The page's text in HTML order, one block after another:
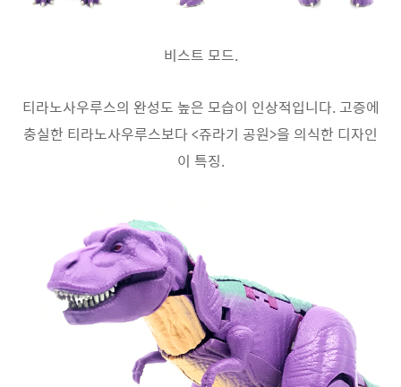
비스트 모드.
티라노사우루스의 완성도 높은 모습이 인상적입니다. 고증에
충실한 티라노사우루스보다 <쥬라기 공원>을 의식한 디자인
이 특징.